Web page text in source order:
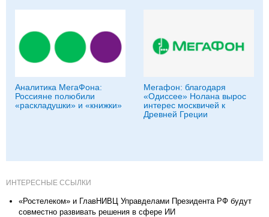
Аналитика МегаФона:
Россияне полюбили
«раскладушки» и «книжки»
Мегафон: благодаря
«Одиссее» Нолана вырос
интерес москвичей к
Древней Греции
ИНТЕРЕСНЫЕ ССЫЛКИ
«Ростелеком» и ГлавНИВЦ Управделами Президента РФ будут
совместно развивать решения в сфере ИИ